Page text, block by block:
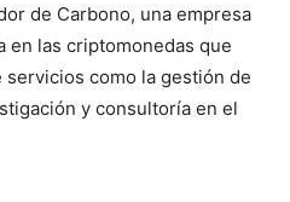
de Carbono, una empresa
en las criptomonedas que
servicios como la gestión de
y consultoría en el